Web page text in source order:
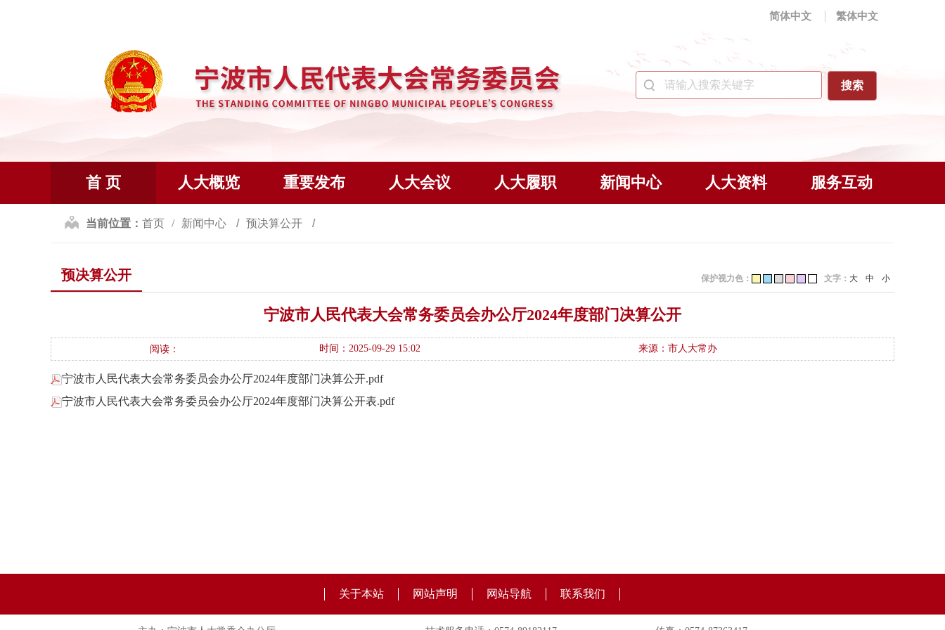
简体中文 繁体中文
首 页 人大概览 重要发布 人大会议 人大履职 新闻中心 人大资料 服务互动
当前位置： 首页 新闻中心 预决算公开
预决算公开 文字： 大 中 小
保护视力色：
宁波市人民代表大会常务委员会办公厅2024年度部门决算公开
阅读： 时间：2025-09-29 15:02 来源：市人大常办
宁波市人民代表大会常务委员会办公厅2024年度部门决算公开.pdf
宁波市人民代表大会常务委员会办公厅2024年度部门决算公开表.pdf
关于本站 网站声明 网站导航 联系我们